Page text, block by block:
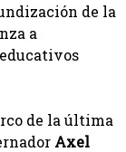
de la
a
de la última
Axel